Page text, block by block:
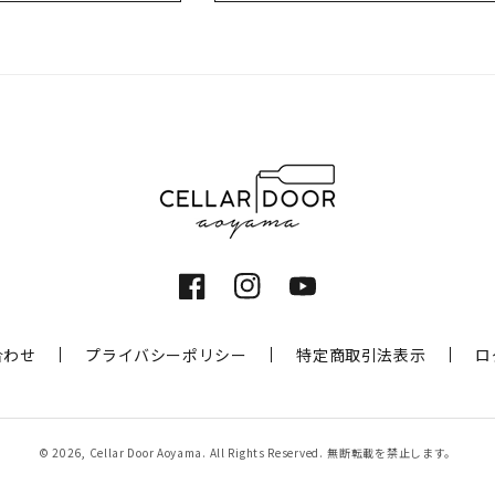
FacebookInstagramYouTube
せ プライバシーポリシー 特定商取引法表示
© 2026, Cellar Door Aoyama . All Rights Reserved. 無断転載を禁止します。